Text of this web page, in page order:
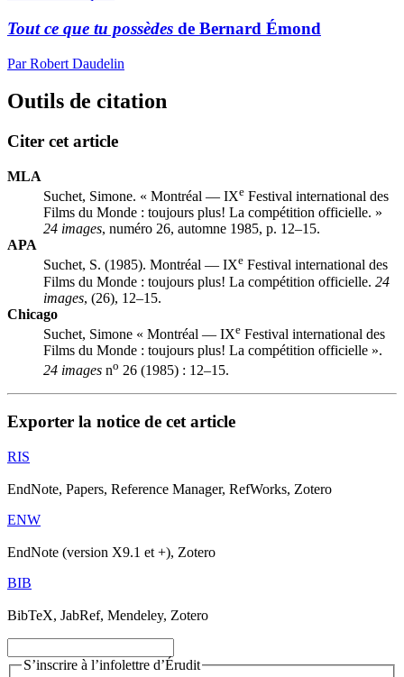
Tout ce que tu possèdes de Bernard Émond
Par Robert Daudelin
Outils de citation
Citer cet article
MLA
Suchet, Simone. « Montréal — IXe Festival international des
Films du Monde : toujours plus! La compétition officielle. »
24 images, numéro 26, automne 1985, p. 12–15.
APA
Suchet, S. (1985). Montréal — IXe Festival international des
Films du Monde : toujours plus! La compétition officielle. 24
images, (26), 12–15.
Chicago
Suchet, Simone « Montréal — IXe Festival international des
Films du Monde : toujours plus! La compétition officielle ».
24 images no 26 (1985) : 12–15.
Exporter la notice de cet article
RIS
EndNote, Papers, Reference Manager, RefWorks, Zotero
ENW
EndNote (version X9.1 et +), Zotero
BIB
BibTeX, JabRef, Mendeley, Zotero
S’inscrire à l’infolettre d’Érudit